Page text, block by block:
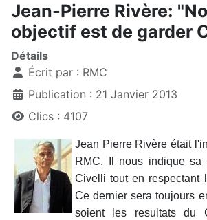
Jean-Pierre Rivère:
objectif est de garder
Détails
Écrit par : RMC
Publication : 21 Janvier 2013
Clics : 4107
Jean Pierre Rivère était
RMC. Il nous indique sa
Civelli tout en respectant
Ce dernier sera toujours
soient les resultats